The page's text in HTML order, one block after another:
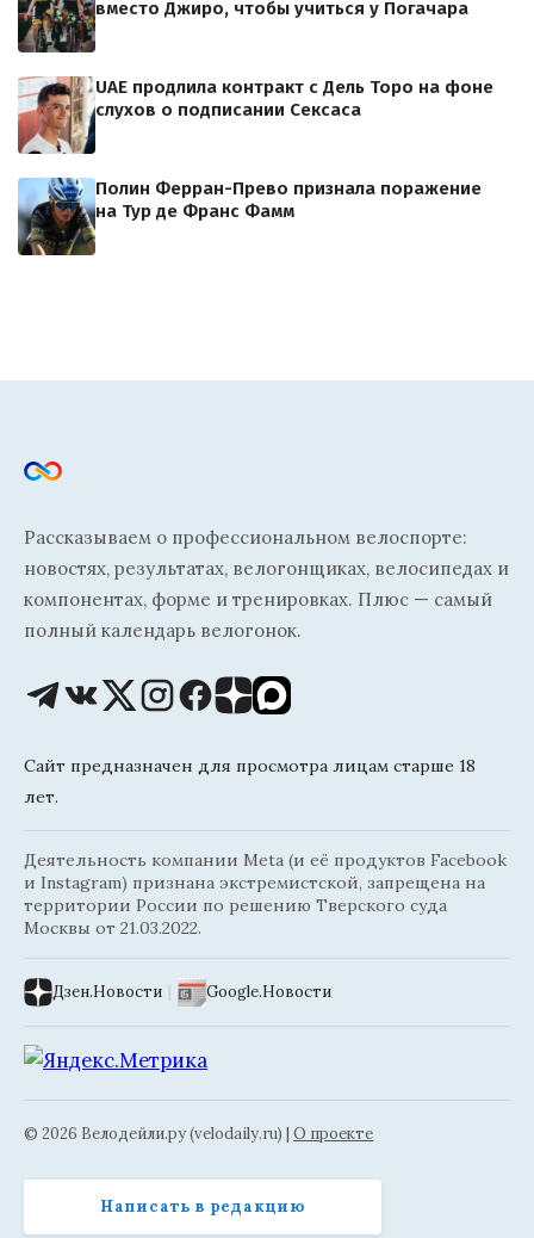
вместо Джиро, чтобы учиться у Погачара
UAE продлила контракт с Дель Торо на фоне
слухов о подписании Сексаса
Полин Ферран-Прево признала поражение
на Тур де Франс Фамм
Рассказываем о профессиональном велоспорте:
новостях, результатах, велогонщиках, велосипедах и
компонентах, форме и тренировках. Плюс — самый
полный календарь велогонок.
Сайт предназначен для просмотра лицам старше 18
лет.
Деятельность компании Meta (и её продуктов Facebook
и Instagram) признана экстремистской, запрещена на
территории России по решению Тверского суда
Москвы от 21.03.2022.
Дзен.Новости | Google.Новости
© 2026 Велодейли.ру (velodaily.ru) | О проекте
Написать в редакцию